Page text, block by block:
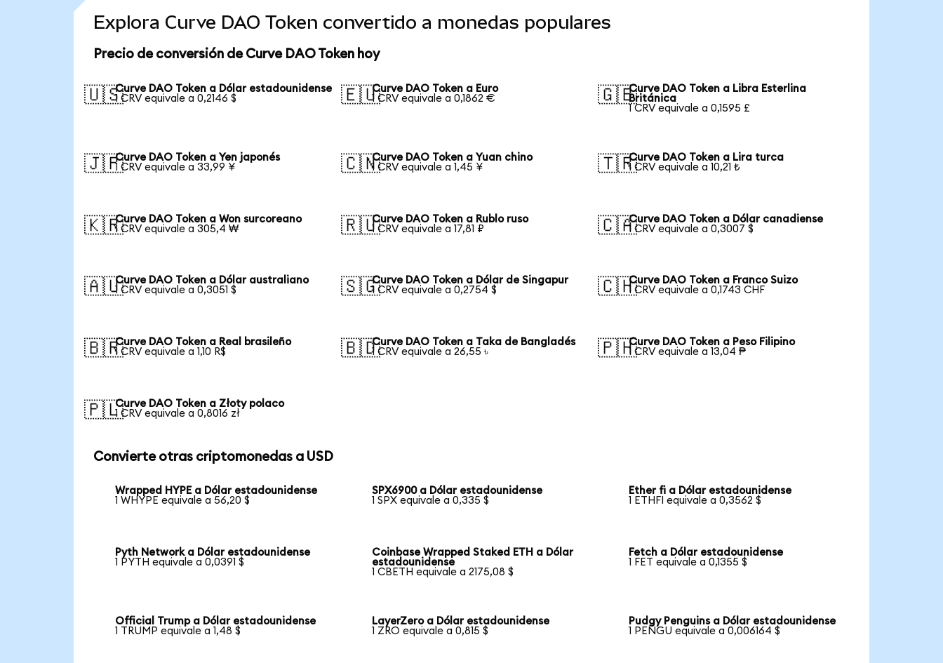
Explora Curve DAO Token convertido a monedas populares
Precio de conversión de Curve DAO Token hoy
🇺🇸Curve DAO Token a Dólar estadounidense
1 CRV equivale a 0,2146 $
🇪🇺Curve DAO Token a Euro
1 CRV equivale a 0,1862 €
🇬🇧Curve DAO Token a Libra Esterlina
Británica
1 CRV equivale a 0,1595 £
🇯🇵Curve DAO Token a Yen japonés
1 CRV equivale a 33,99 ¥
🇨🇳Curve DAO Token a Yuan chino
1 CRV equivale a 1,45 ¥
🇹🇷Curve DAO Token a Lira turca
1 CRV equivale a 10,21 ₺
🇰🇷Curve DAO Token a Won surcoreano
1 CRV equivale a 305,4 ₩
🇷🇺Curve DAO Token a Rublo ruso
1 CRV equivale a 17,81 ₽
🇨🇦Curve DAO Token a Dólar canadiense
1 CRV equivale a 0,3007 $
🇦🇺Curve DAO Token a Dólar australiano
1 CRV equivale a 0,3051 $
🇸🇬Curve DAO Token a Dólar de Singapur
1 CRV equivale a 0,2754 $
🇨🇭Curve DAO Token a Franco Suizo
1 CRV equivale a 0,1743 CHF
🇧🇷Curve DAO Token a Real brasileño
1 CRV equivale a 1,10 R$
🇧🇩Curve DAO Token a Taka de Bangladés
1 CRV equivale a 26,55 ৳
🇵🇭Curve DAO Token a Peso Filipino
1 CRV equivale a 13,04 ₱
🇵🇱Curve DAO Token a Złoty polaco
1 CRV equivale a 0,8016 zł
Convierte otras criptomonedas a USD
Wrapped HYPE a Dólar estadounidense
1 WHYPE equivale a 56,20 $
SPX6900 a Dólar estadounidense
1 SPX equivale a 0,335 $
Ether fi a Dólar estadounidense
1 ETHFI equivale a 0,3562 $
Pyth Network a Dólar estadounidense
1 PYTH equivale a 0,0391 $
Coinbase Wrapped Staked ETH a Dólar
estadounidense
1 CBETH equivale a 2175,08 $
Fetch a Dólar estadounidense
1 FET equivale a 0,1355 $
Official Trump a Dólar estadounidense
1 TRUMP equivale a 1,48 $
LayerZero a Dólar estadounidense
1 ZRO equivale a 0,815 $
Pudgy Penguins a Dólar estadounidense
1 PENGU equivale a 0,006164 $